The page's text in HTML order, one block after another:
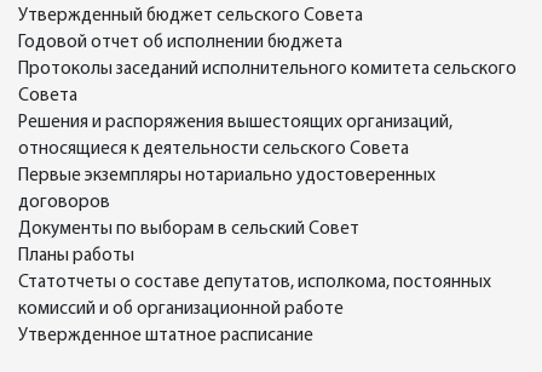
Утвержденный бюджет сельского Совета
Годовой отчет об исполнении бюджета
Протоколы заседаний исполнительного комитета сельского
Совета
Решения и распоряжения вышестоящих организаций,
относящиеся к деятельности сельского Совета
Первые экземпляры нотариально удостоверенных
договоров
Документы по выборам в сельский Совет
Планы работы
Статотчеты о составе депутатов, исполкома, постоянных
комиссий и об организационной работе
Утвержденное штатное расписание